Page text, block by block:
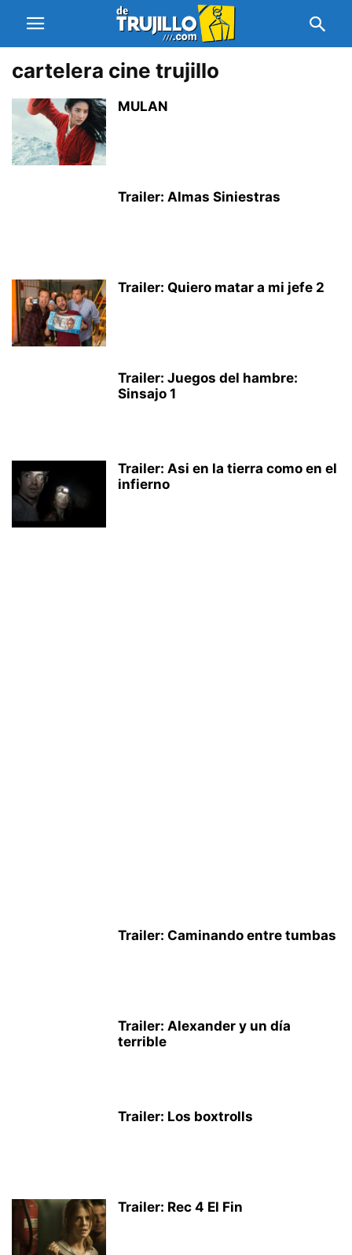
cartelera cine trujillo
MULAN
Trailer: Almas Siniestras
Trailer: Quiero matar a mi jefe 2
Trailer: Juegos del hambre:
Sinsajo 1
Trailer: Asi en la tierra como en el
infierno
Trailer: Caminando entre tumbas
Trailer: Alexander y un día
terrible
Trailer: Los boxtrolls
Trailer: Rec 4 El Fin